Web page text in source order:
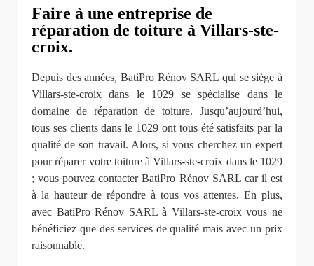
Faire à une entreprise de
réparation de toiture à Villars-ste-
croix.
Depuis des années, BatiPro Rénov SARL qui se siège à
Villars-ste-croix dans le 1029 se spécialise dans le
domaine de réparation de toiture. Jusqu’aujourd’hui,
tous ses clients dans le 1029 ont tous été satisfaits par la
qualité de son travail. Alors, si vous cherchez un expert
pour réparer votre toiture à Villars-ste-croix dans le 1029
; vous pouvez contacter BatiPro Rénov SARL car il est
à la hauteur de répondre à tous vos attentes. En plus,
avec BatiPro Rénov SARL à Villars-ste-croix vous ne
bénéficiez que des services de qualité mais avec un prix
raisonnable.